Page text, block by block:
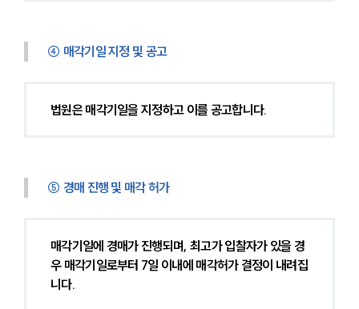
④ 매각기일 지정 및 공고
법원은 매각기일을 지정하고 이를 공고합니다.
⑤ 경매 진행 및 매각 허가
매각기일에 경매가 진행되며, 최고가 입찰자가 있을 경
우 매각기일로부터 7일 이내에 매각허가 결정이 내려집
니다.